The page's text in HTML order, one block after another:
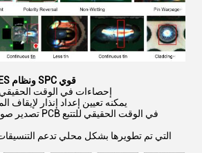
وظيفة توصيل بيانات MES ونظام SPC قوي
1إحصاءات في الوقت الحقيقي لأهم 10
2. يمكنه تعيين إعداد إنذار لإيقاف